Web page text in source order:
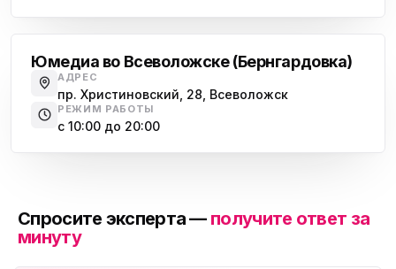
Юмедиа во Всеволожске (Бернгардовка)
АДРЕС
пр. Христиновский, 28, Всеволожск
РЕЖИМ РАБОТЫ
с 10:00 до 20:00
Спросите эксперта — получите ответ за
минуту